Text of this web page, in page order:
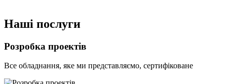
Наші послуги
Розробка проектів
Все обладнання, яке ми представляємо, сертифіковане